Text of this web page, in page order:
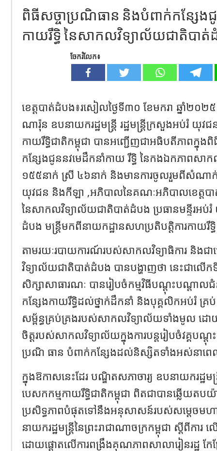
ពិធីសច្ចាប្រណិធាន និងបំពាក់កន្សែង
កាយរឹទិ្ធ នៃសាកលវិទ្យាល័យជាតិបា
ចែករំលែក៖
ខេត្តបាត់ដំបង៖រសៀលថ្ងៃទី៣០ ខែមករា ឆ្នាំ២០
ណារ៉ុន ឧបនាយករដ្ឋមន្ត្រី រដ្ឋមន្ត្រីក្រសួងអប់រំ យុ
កាយរឹទ្ធិជាតិកម្ពុជា បានអញ្ជើញជាអធិបតីភាពក្នុ
កន្សែងជូននវមេដឹកនាំកាយ រឹទ្ធិ នៃកងឯកភាពស
១៥៥នាក់ ស្រី ៤៦នាក់ និងមានការចូលរួមពីសំណាក់
យុវជន និងកីឡា ,អភិបាលនៃគណៈអភិបាលខេត្តបា
នៃសាកលវិទ្យាល័យជាតិបាត់ដំបង ប្រធានមន្ទីរអប់
ដំបង មន្ត្រីមកពីនាយកដ្ឋានសហប្រតិបតិ្តការកាយរឹទិ្
តាមរយៈរបាយការណ៍របស់សាកលវិទ្យាធិការ និងជ
វិទ្យាល័យជាតិបាត់ដំបង បានបង្ហាញថា នេះជាលើក
សិក្សាសាធារណៈ បានរៀបចំកម្មវិធីបណ្តុះបណ្តាល
កន្សែងកាយរឹទិ្ធដល់ថ្នាក់ដឹកនាំ និងបុគ្គលិកអប់រំ គ្រ
សម្ព័ន្ធគ្រប់គ្រងរបស់សាកលវិទ្យាល័យទាំងមូល ដោយប
ចិត្តរបស់សាកលវិទ្យាល័យក្នុងការបន្តរៀបចំវគ្គបណ្
ប្រណិ ធាន បំពាក់កន្សែងដល់និស្សិតទាំងអស់នាពេល
ក្នុងឱកាសនេះដែរ បណ្ឌិតសភាចារ្យ ឧបនាយករដ្ឋម
បេសកកម្មកាយរឹទិ្ធជាតិកម្ពុជា ពិតជាបានឆ្លើយតបយ៉
ប្រសិទ្ធភាពបំផុតទៅនឹងអនុសាសន៍របស់សម្តេចម
នាយករដ្ឋមន្រ្តីនៃព្រះរាជាណាចក្រកម្ពុជា ស្តីពីក
ដោយផ្តោតលើការពង្រឹងគុណភាពសាលារៀនរដ្ឋ កែ